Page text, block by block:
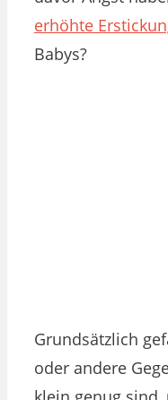
erhöhte
Babys?
Grundsätzlich
oder andere